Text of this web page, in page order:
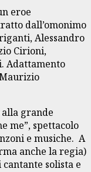
eroe
dall’omonimo
Alessandro
Cirioni,
Adattamento
grande
me”, spettacolo
e musiche. A
anche la regia)
solista e